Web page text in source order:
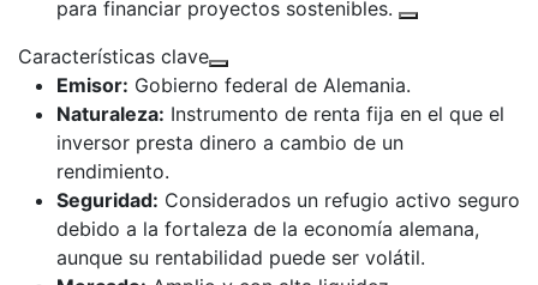
para financiar proyectos sostenibles.
Características clave
Emisor: Gobierno federal de Alemania.
Naturaleza: Instrumento de renta fija en el que el
inversor presta dinero a cambio de un
rendimiento.
Seguridad: Considerados un refugio activo seguro
debido a la fortaleza de la economía alemana,
aunque su rentabilidad puede ser volátil.